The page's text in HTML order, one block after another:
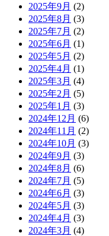
2025年9月 (2)
2025年8月 (3)
2025年7月 (2)
2025年6月 (1)
2025年5月 (2)
2025年4月 (1)
2025年3月 (4)
2025年2月 (5)
2025年1月 (3)
2024年12月 (6)
2024年11月 (2)
2024年10月 (3)
2024年9月 (3)
2024年8月 (6)
2024年7月 (5)
2024年6月 (3)
2024年5月 (3)
2024年4月 (3)
2024年3月 (4)